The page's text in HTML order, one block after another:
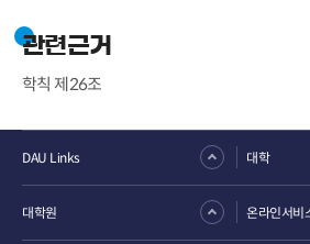
관련근거
학칙 제26조
DAU Links 대학
대학원 온라인서비